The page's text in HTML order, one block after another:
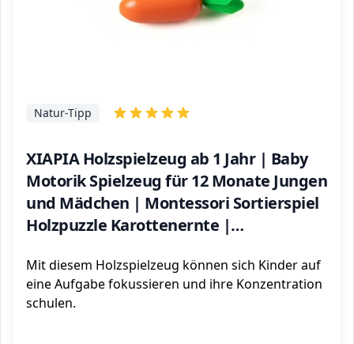
XIAPIA Holzspielzeug ab 1 Jahr | Baby
Motorik Spielzeug für 12 Monate Jungen
und Mädchen | Montessori Sortierspiel
Holzpuzzle Karottenernte |
Geschenk
Natur-Tipp
Mit diesem Holzspielzeug können sich Kinder auf
eine Aufgabe fokussieren und ihre Konzentration
schulen.